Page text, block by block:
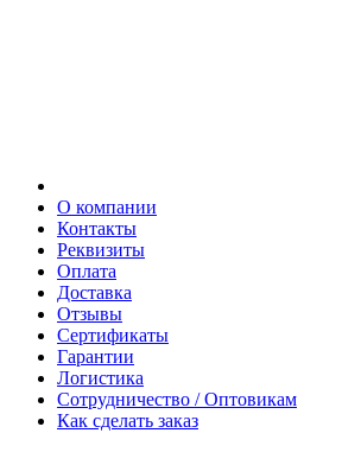
О компании
Контакты
Реквизиты
Оплата
Доставка
Отзывы
Сертификаты
Гарантии
Логистика
Сотрудничество / Оптовикам
Как сделать заказ